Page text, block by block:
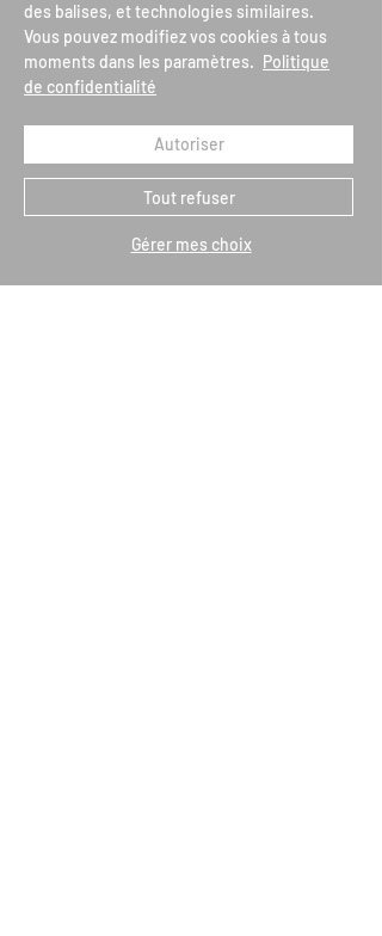
MARIA GALLAND SERUM
ACTIV'AGE 740
Prezzo regolare
161,00 €Prezzo scontato
144,90 €
MARIA GALLAND SÉRUM
LIFT’EXPERT 640
Aggiungi al carrello
Carica altro
Tu sei
des balises, et technologies similaires.
Vous pouvez modifiez vos cookies à tous
moments dans les paramètres. Politique
de confidentialité
Gérer mes choix
Tout refuser
Autoriser